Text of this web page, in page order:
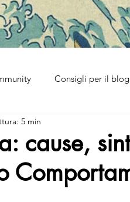
Consigli per il blog
cause,
5 min